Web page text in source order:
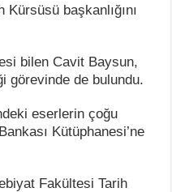
Kürsüsü başkanlığını
bilen Cavit Baysun,
görevinde de bulundu.
eserlerin çoğu
Kütüphanesi’ne
Fakültesi Tarih